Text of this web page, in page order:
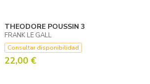
THEODORE POUSSIN 3
FRANK LE GALL
Consultar disponibilidad
22,00 €